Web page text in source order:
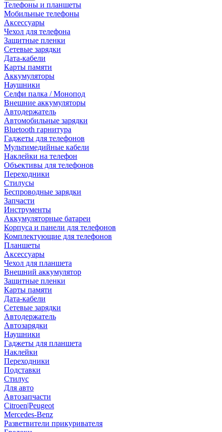
Телефоны и планшеты
Мобильные телефоны
Аксессуары
Чехол для телефона
Защитные пленки
Сетевые зарядки
Дата-кабели
Карты памяти
Аккумуляторы
Наушники
Селфи палка / Монопод
Внешние аккумуляторы
Автодержатель
Автомобильные зарядки
Bluetooth гарнитура
Гаджеты для телефонов
Мультимедийные кабели
Наклейки на телефон
Объективы для телефонов
Переходники
Стилусы
Беспроводные зарядки
Запчасти
Инструменты
Аккумуляторные батареи
Корпуса и панели для телефонов
Комплектующие для телефонов
Планшеты
Аксессуары
Чехол для планшета
Внешний аккумулятор
Защитные пленки
Карты памяти
Дата-кабели
Сетевые зарядки
Автодержатель
Автозарядки
Наушники
Гаджеты для планшета
Наклейки
Переходники
Подставки
Стилус
Для авто
Автозапчасти
Citroen|Peugeot
Mercedes-Benz
Разветвители прикуривателя